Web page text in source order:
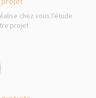
chez vous l’étude
projet